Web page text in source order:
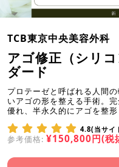
TCB東京中央美容外科
アゴ修正（シリ
ダード
プロテーゼと呼ばれる人間
いアゴの形を整える手術。
優れ、半永久的にアゴを整
4.8(当サイ
参考価格: ¥150,800円(税